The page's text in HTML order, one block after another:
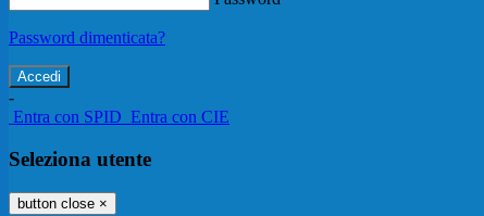
Password dimenticata?
-
Entra con SPID Entra con CIE
Seleziona utente
button close ×